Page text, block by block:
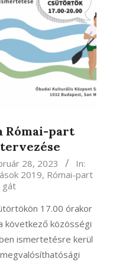
Római-part
28, 2023
In:
2019, Római-part
gát
17.00 órakor
következő közösségi
ismertetésre kerül